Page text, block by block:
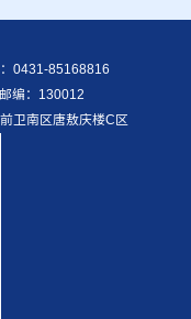
0431-85168816
邮编：130012
卫南区唐敖庆楼C区